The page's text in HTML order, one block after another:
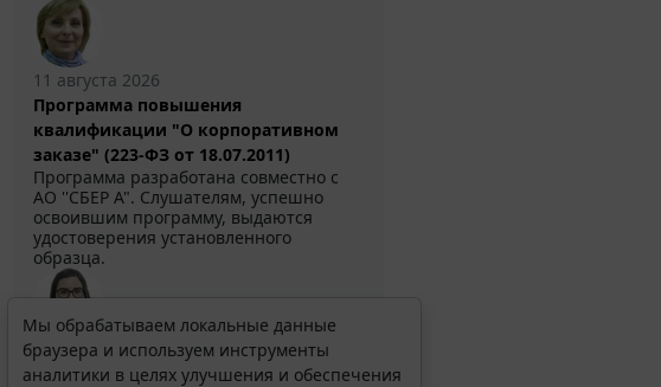
11 августа 2026
Программа повышения
квалификации "О корпоративном
заказе" (223-ФЗ от 18.07.2011)
Программа разработана совместно с
АО ''СБЕР А". Слушателям, успешно
освоившим программу, выдаются
удостоверения установленного
образца.
Выберите тему программы повышения квалификации
для юристов ...
Мы обрабатываем локальные данные
браузера и используем инструменты
аналитики в целях улучшения и обеспечения